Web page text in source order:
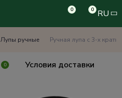
0 0 RU
Лупы ручные Ручная лупа с 3-х
0 Условия доставки